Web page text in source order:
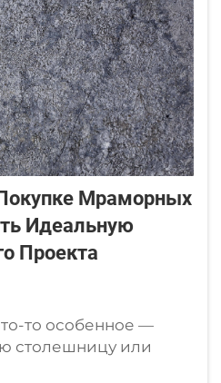
Мраморных
Идеальную
Проекта
то особенное —
столешницу или
мрамор может стать